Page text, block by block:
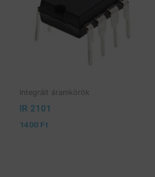
Integrált áramkörök
IR 2101
1400 Ft